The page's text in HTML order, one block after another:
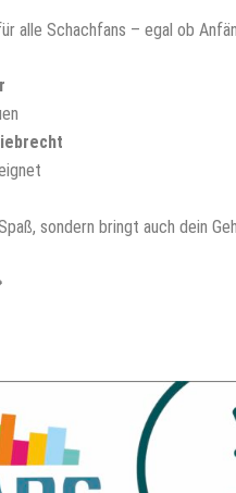
alle Schachfans – egal ob
sondern bringt auch dein